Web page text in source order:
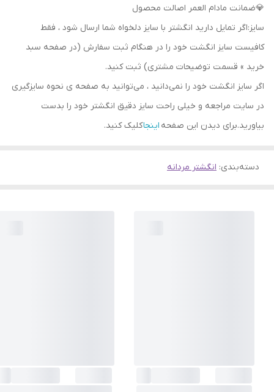
💎ضمانت مادام العمر اصالت محصول
سایز:اگر تمایل دارید انگشتر با سایز دلخواه شما ارسال شود ، فقط
کافیست سایز انگشت خود را در هنگام ثبت سفارش (در صفحه سبد
خرید » قسمت توضیحات مشتری) ثبت کنید.
اگر سایز انگشت خود را نمی‌دانید ، می‌توانید به صفحه ی نحوه سایزگیری
در سایت مراجعه و خیلی راحت سایز دقیق انگشتر خود را بدست
بیاورید.برای دیدن این صفحه اینجاکلیک کنید.
دسته‌بندی: انگشتر مردانه